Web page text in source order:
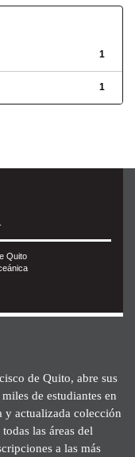
1
1
Quito
de Quito, abre sus
de estudiantes en
y actualizada colección
las áreas del
a las más